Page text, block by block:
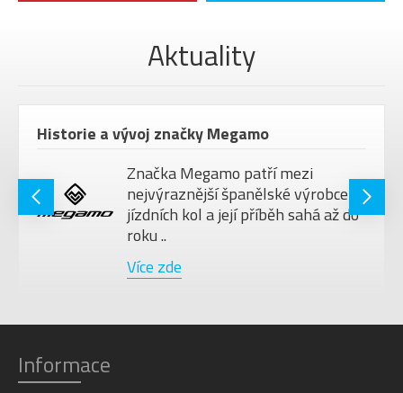
Aktuality
Historie a vývoj značky Megamo
Značka Megamo patří mezi
nejvýraznější španělské výrobce
jízdních kol a její příběh sahá až do
roku ..
Více zde
Informace